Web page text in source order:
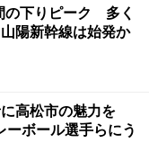
の下りピーク 多く
陽新幹線は始発か
高松市の魅力を
ボール選手らにう